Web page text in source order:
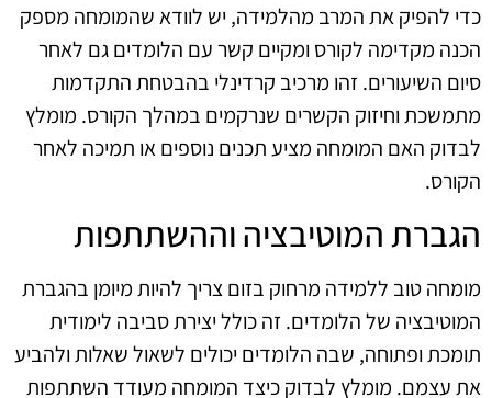
כדי להפיק את המרב מהלמידה, יש לוודא שהמומחה מספק
הכנה מקדימה לקורס ומקיים קשר עם הלומדים גם לאחר
סיום השיעורים. זהו מרכיב קרדינלי בהבטחת התקדמות
מתמשכת וחיזוק הקשרים שנרקמים במהלך הקורס. מומלץ
לבדוק האם המומחה מציע תכנים נוספים או תמיכה לאחר
הקורס.
הגברת המוטיבציה וההשתתפות
מומחה טוב ללמידה מרחוק בזום צריך להיות מיומן בהגברת
המוטיבציה של הלומדים. זה כולל יצירת סביבה לימודית
תומכת ופתוחה, שבה הלומדים יכולים לשאול שאלות ולהביע
את עצמם. מומלץ לבדוק כיצד המומחה מעודד השתתפות